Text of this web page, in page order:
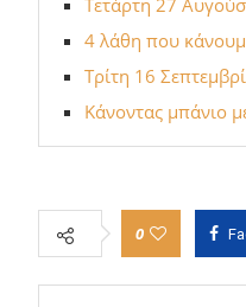
Τετάρτη 27
4 λάθη που
Τρίτη 16
Κάνοντας μπάνιο
0